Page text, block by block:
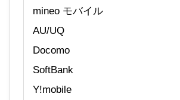
mineo モバイル
AU/UQ
Docomo
SoftBank
Y!mobile